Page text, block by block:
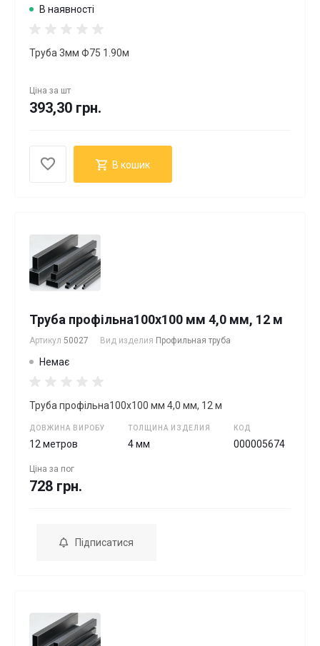
В наявності
Труба 3мм Ф75 1.90м
Ціна за шт
393,30 грн.
В кошик
Труба профільна100х100 мм 4,0 мм, 12 м
Артикул 50027 Вид изделия Профильная труба
Немає
Труба профільна100х100 мм 4,0 мм, 12 м
ДОВЖИНА ВИРОБУ
12 метров
ТОЛЩИНА ИЗДЕЛИЯ
4 мм
КОД
000005674
Ціна за пог
728 грн.
Підписатися